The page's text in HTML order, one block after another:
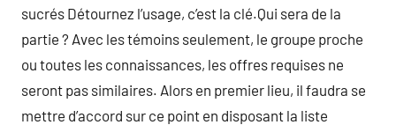
sucrés Détournez l’usage, c’est la clé.Qui sera de la
partie ? Avec les témoins seulement, le groupe proche
ou toutes les connaissances, les offres requises ne
seront pas similaires. Alors en premier lieu, il faudra se
mettre d’accord sur ce point en disposant la liste